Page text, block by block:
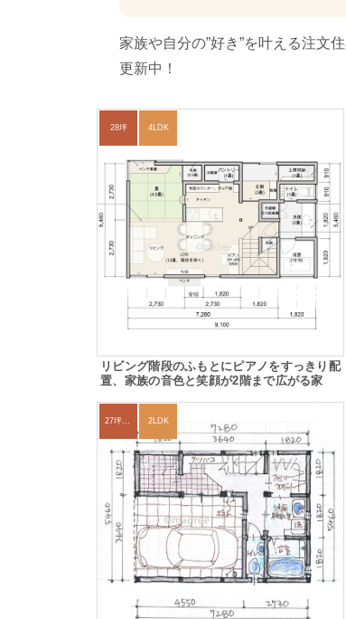
家族や自分の”好き”を叶える注文
更新中！
28坪 4LDK
リビング階段のふもとにピアノをすっきり配
置、家族の音色と笑顔が2階まで広がる家
27坪〜30坪 2LDK